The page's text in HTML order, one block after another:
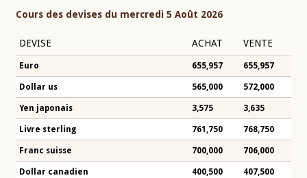
Cours des devises du mercredi 5 Août 2026
DEVISE ACHAT VENTE
Euro 655,957 655,957
Dollar us 565,000 572,000
Yen japonais 3,575 3,635
Livre sterling 761,750 768,750
Franc suisse 700,000 706,000
Dollar canadien 400,500 407,500